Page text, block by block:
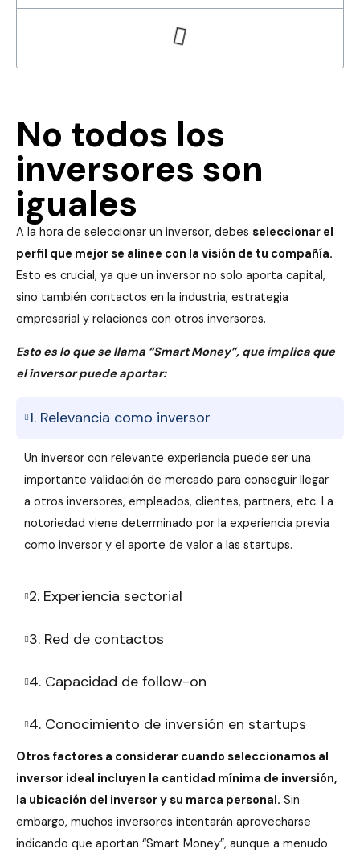
No todos los
inversores son
iguales
A la hora de seleccionar un inversor, debes seleccionar el
perfil que mejor se alinee con la visión de tu compañía.
Esto es crucial, ya que un inversor no solo aporta capital,
sino también contactos en la industria, estrategia
empresarial y relaciones con otros inversores.
Esto es lo que se llama “Smart Money”, que implica que
el inversor puede aportar:
1. Relevancia como inversor
Un inversor con relevante experiencia puede ser una
importante validación de mercado para conseguir llegar
a otros inversores, empleados, clientes, partners, etc. La
notoriedad viene determinado por la experiencia previa
como inversor y el aporte de valor a las startups.
2. Experiencia sectorial
3. Red de contactos
4. Capacidad de follow-on
4. Conocimiento de inversión en startups
Otros factores a considerar cuando seleccionamos al
inversor ideal incluyen la cantidad mínima de inversión,
la ubicación del inversor y su marca personal. Sin
embargo, muchos inversores intentarán aprovecharse
indicando que aportan “Smart Money”, aunque a menudo